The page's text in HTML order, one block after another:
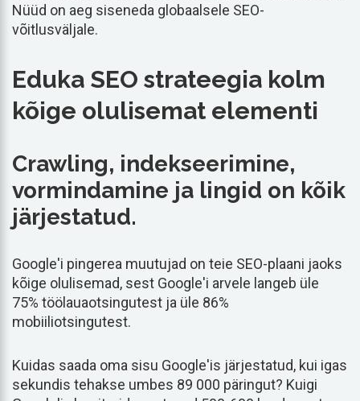
Nüüd on aeg siseneda globaalsele SEO-
võitlusväljale.
Eduka SEO strateegia kolm
kõige olulisemat elementi
Crawling, indekseerimine,
vormindamine ja lingid on kõik
järjestatud.
Google'i pingerea muutujad on teie SEO-plaani jaoks
kõige olulisemad, sest Google'i arvele langeb üle
75% töölauaotsingutest ja üle 86%
mobiiliotsingutest.
Kuidas saada oma sisu Google'is järjestatud, kui igas
sekundis tehakse umbes 89 000 päringut? Kuigi